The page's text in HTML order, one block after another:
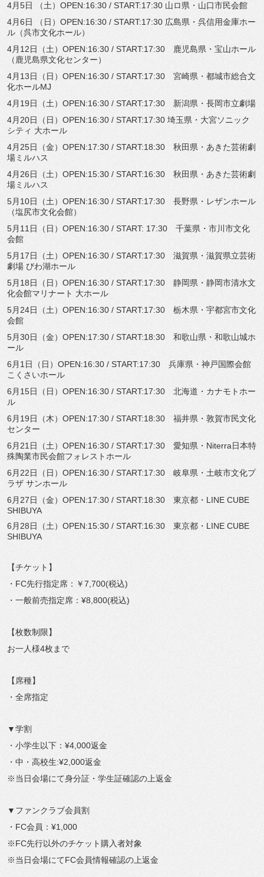
4月5日 （土）OPEN:16:30 / START:17:30 山ロ県・山口市民会館
4月6日 （日）OPEN:16:30 / START:17:30 広島県・呉信用金庫ホー
ル（呉市文化ホール）
4月12日（土）OPEN:16:30 / START:17:30 鹿児島県・宝山ホール
（鹿児島県文化センター）
4月13日（日）OPEN:16:30 / START:17:30 宮崎県・都城市総合文
化ホールMJ
4月19日（土）OPEN:16:30 / START:17:30 新潟県・長岡市立劇場
4月20日（日）OPEN:16:30 / START:17:30 埼玉県・大宮ソニック
シティ 大ホール
4月25日（金）OPEN:17:30 / START:18:30 秋田県・あきた芸術劇
場ミルハス
4月26日（土）OPEN:15:30 / START:16:30 秋田県・あきた芸術劇
場ミルハス
5月10日（土）OPEN:16:30 / START:17:30 長野県・レザンホール
（塩尻市文化会館）
5月11日（日）OPEN:16:30 / START: 17:30 千葉県・市川市文化
会館
5月17日（土）OPEN:16:30 / START:17:30 滋賀県・滋賀県立芸術
劇場 びわ湖ホール
5月18日（日）OPEN:16:30 / START:17:30 静岡県・静岡市清水文
化会館マリナート 大ホール
5月24日（土）OPEN:16:30 / START:17:30 栃木県・宇都宮市文化
会館
5月30日（金）OPEN:17:30 / START:18:30 和歌山県・和歌山城ホ
ール
6月1日（日）OPEN:16:30 / START:17:30 兵庫県・神戸国際会館
こくさいホール
6月15日（日）OPEN:16:30 / START:17:30 北海道・カナモトホー
ル
6月19日（木）OPEN:17:30 / START:18:30 福井県・敦賀市民文化
センター
6月21日（土）OPEN:16:30 / START:17:30 愛知県・Niterra日本特
殊陶業市民会館フォレストホール
6月22日（日）OPEN:16:30 / START:17:30 岐阜県・土岐市文化プ
ラザ サンホール
6月27日（金）OPEN:17:30 / START:18:30 東京都・LINE CUBE
SHIBUYA
6月28日（土）OPEN:15:30 / START:16:30 東京都・LINE CUBE
SHIBUYA
【チケット】
・FC先行指定席：￥7,700(税込)
・一般前売指定席：¥8,800(税込)
【枚数制限】
お一人様4枚まで
【席種】
・全席指定
▼学割
・小学生以下：¥4,000返金
・中・高校生:¥2,000返金
※当日会場にて身分証・学生証確認の上返金
▼ファンクラブ会員割
・FC会員：¥1,000
※FC先行以外のチケット購入者対象
※当日会場にてFC会員情報確認の上返金